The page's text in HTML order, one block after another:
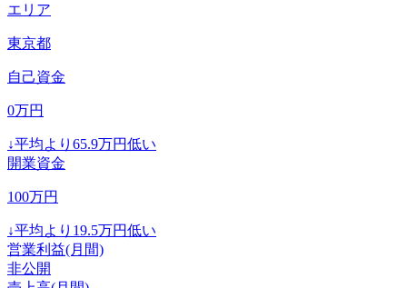
エリア
東京都
自己資金
0万円
↓平均より 65.9万円低い
開業資金
100万円
↓平均より 19.5万円低い
営業利益(月間)
非公開